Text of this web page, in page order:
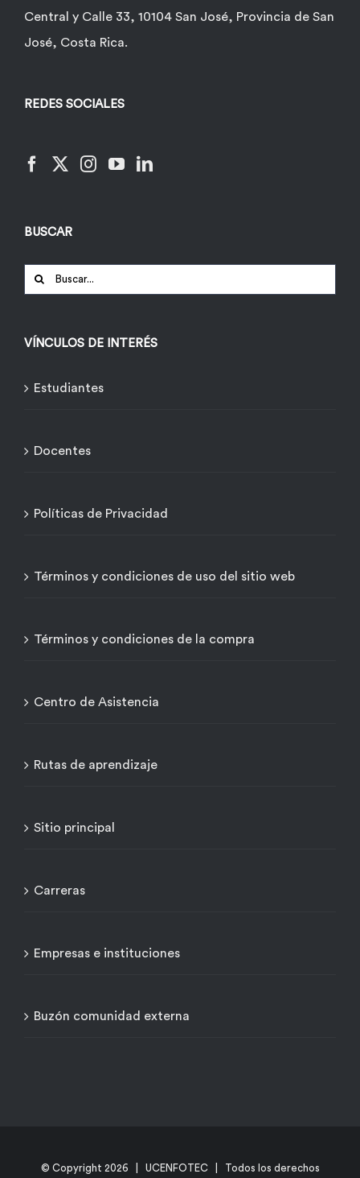
Central y Calle 33, 10104 San José, Provincia de San
José, Costa Rica.
REDES SOCIALES
BUSCAR
Buscar:
VÍNCULOS DE INTERÉS
Estudiantes
Docentes
Políticas de Privacidad
Términos y condiciones de uso del sitio web
Términos y condiciones de la compra
Centro de Asistencia
Rutas de aprendizaje
Sitio principal
Carreras
Empresas e instituciones
Buzón comunidad externa
© Copyright 2026 | UCENFOTEC | Todos los derechos